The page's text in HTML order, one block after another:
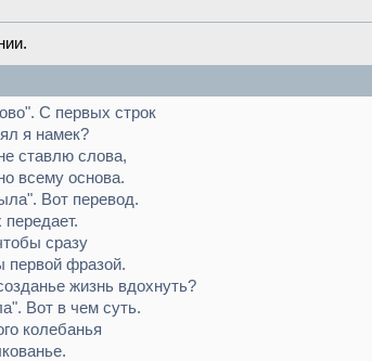
С первых строк
я намек?
ставлю слова,
всему основа.
Вот перевод.
сразу
первой фразой.
жизнь вдохнуть?
Вот в чем суть.
колебанья